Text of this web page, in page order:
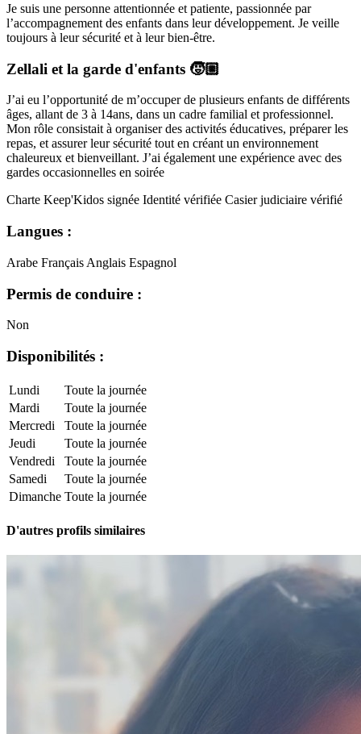
Je suis une personne attentionnée et patiente, passionnée par
l’accompagnement des enfants dans leur développement. Je veille
toujours à leur sécurité et à leur bien-être.
Zellali et la garde d'enfants 🧒🏼
J’ai eu l’opportunité de m’occuper de plusieurs enfants de différents
âges, allant de 3 à 14ans, dans un cadre familial et professionnel.
Mon rôle consistait à organiser des activités éducatives, préparer les
repas, et assurer leur sécurité tout en créant un environnement
chaleureux et bienveillant. J’ai également une expérience avec des
gardes occasionnelles en soirée
Charte Keep'Kidos signée Identité vérifiée Casier judiciaire vérifié
Langues :
Arabe Français Anglais Espagnol
Permis de conduire :
Non
Disponibilités :
Lundi
Toute la journée
Mardi
Toute la journée
Mercredi
Toute la journée
Jeudi
Toute la journée
Vendredi
Toute la journée
Samedi
Toute la journée
Dimanche Toute la journée
D'autres profils similaires